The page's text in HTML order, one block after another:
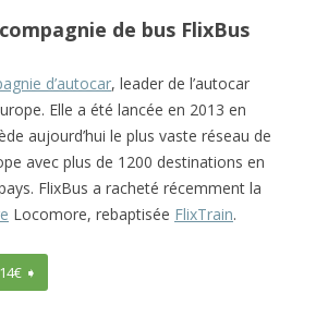
de bus FlixBus
d’autocar, leader de l’autocar
Elle a été lancée en 2013 en
aujourd’hui le plus vaste réseau de
avec plus de 1200 destinations en
FlixBus a racheté récemment la
Locomore, rebaptisée FlixTrain.
➧